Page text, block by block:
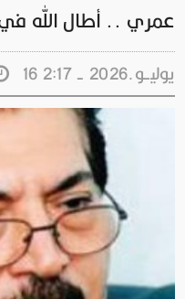
عمري .. أطال الله
16 يوليــو.2026 - 2:17